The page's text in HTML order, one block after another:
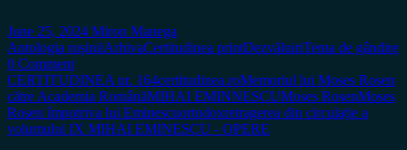
June 25, 2024 Miron Manega
Antologia rușiniiArhivaCertitudinea printDezvăluiriTema de gândire
0 Comment
CERTITUDINEA nr. 164certitudinea.roMemoriul lui Moses Rosen
către Academia RomânăMIHAI EMINNESCUMoses RosenMoses
Rosen împotriva lui Eminescuortodoxretragerea din circulație a
volumului IX MIHAI EMINESCU - OPERE